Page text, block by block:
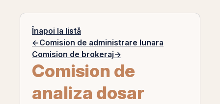
Înapoi la listă
←Comision de administrare lunara
Comision de brokeraj→
Comision de
analiza dosar